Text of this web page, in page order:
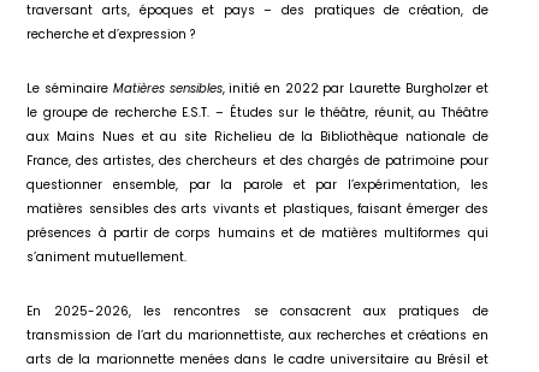
traversant arts, époques et pays – des pratiques de création, de
recherche et d’expression ?
Le séminaire Matières sensibles, initié en 2022 par Laurette Burgholzer et
le groupe de recherche E.S.T. – Études sur le théâtre, réunit, au Théâtre
aux Mains Nues et au site Richelieu de la Bibliothèque nationale de
France, des artistes, des chercheurs et des chargés de patrimoine pour
questionner ensemble, par la parole et par l’expérimentation, les
matières sensibles des arts vivants et plastiques, faisant émerger des
présences à partir de corps humains et de matières multiformes qui
s’animent mutuellement.
En 2025-2026, les rencontres se consacrent aux pratiques de
transmission de l’art du marionnettiste, aux recherches et créations en
arts de la marionnette menées dans le cadre universitaire au Brésil et